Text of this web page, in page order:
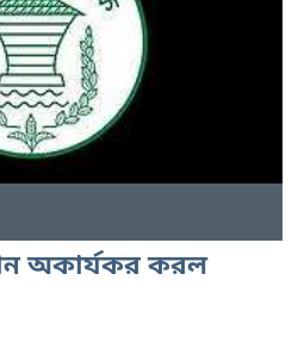
অকার্যকর করল